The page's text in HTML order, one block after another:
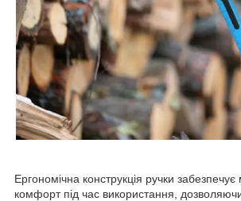
Ергономічна конструкція ручки
комфорт під час використання,